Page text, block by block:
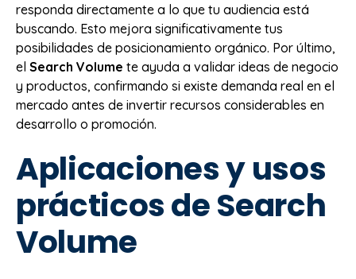
responda directamente a lo que tu audiencia está
buscando. Esto mejora significativamente tus
posibilidades de posicionamiento orgánico. Por último,
el Search Volume te ayuda a validar ideas de negocio
y productos, confirmando si existe demanda real en el
mercado antes de invertir recursos considerables en
desarrollo o promoción.
Aplicaciones y usos
prácticos de Search
Volume